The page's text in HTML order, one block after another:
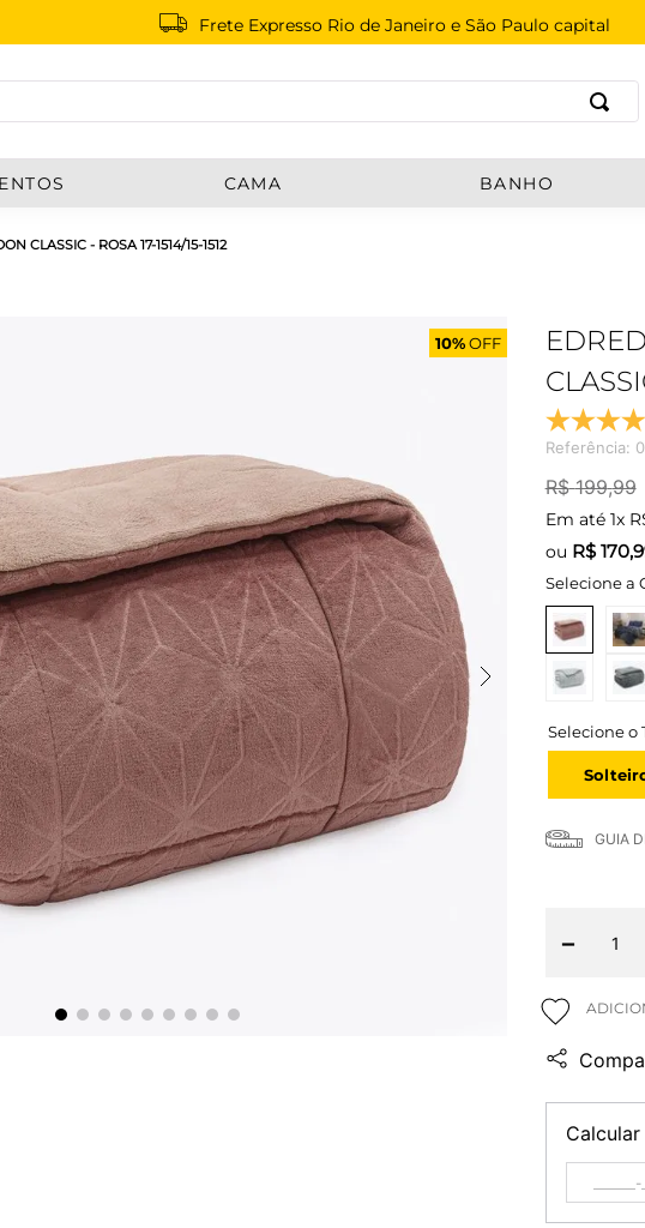
Frete Expresso Rio de Janeiro e São Paulo capital
CAMA BANHO
CLASSIC - ROSA 17-1514/15-1512
10%OFF
Referência:
R$ 199,99
Em até 1x
ou R$
Selecione a
GUIA
－